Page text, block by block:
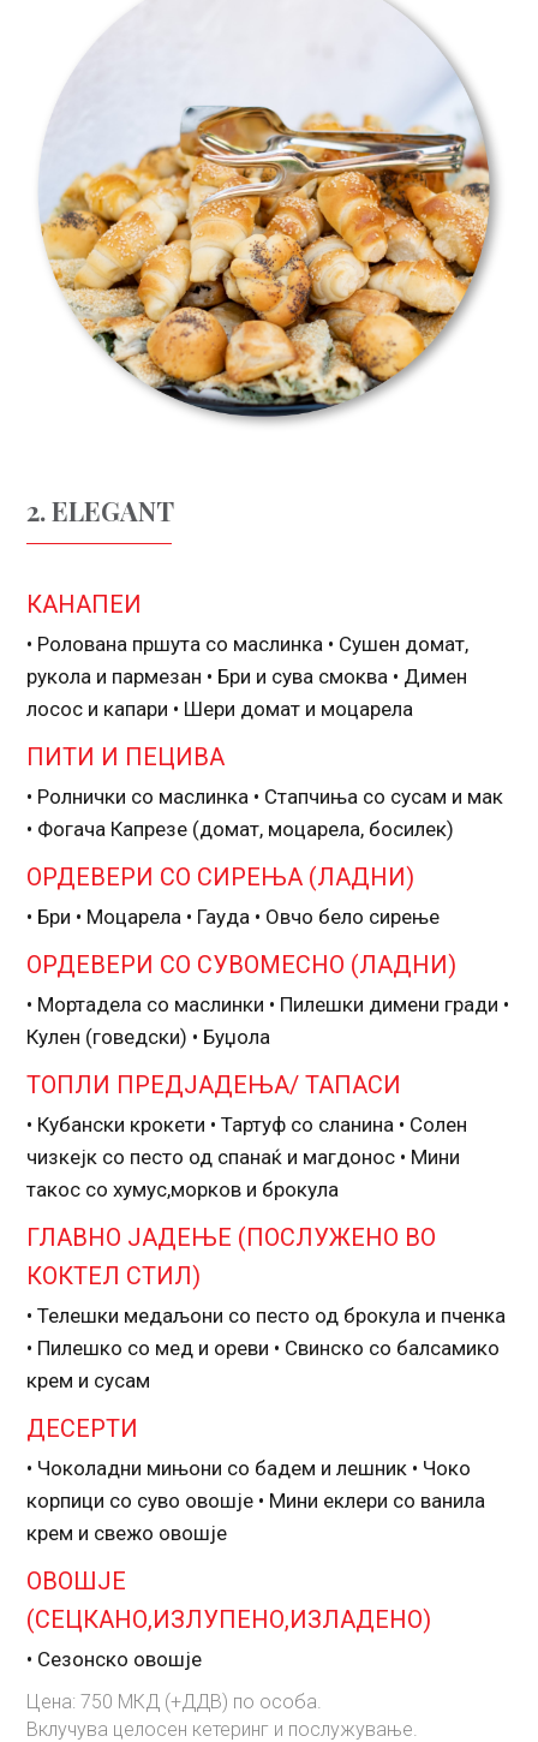
2. ELEGANT
КАНАПЕИ
• Ролована пршута со маслинка • Сушен домат,
рукола и пармезан • Бри и сува смоква • Димен
лосос и капари • Шери домат и моцарела
ПИТИ И ПЕЦИВА
• Ролнички со маслинка • Стапчиња со сусам и мак
• Фогача Капрезе (домат, моцарела, босилек)
ОРДЕВЕРИ СО СИРЕЊА (ЛАДНИ)
• Бри • Моцарела • Гауда • Овчо бело сирење
ОРДЕВЕРИ СО СУВОМЕСНО (ЛАДНИ)
• Мортадела со маслинки • Пилешки димени гради •
Кулен (говедски) • Буџола
ТОПЛИ ПРЕДЈАДЕЊА/ ТАПАСИ
• Кубански крокети • Тартуф со сланина • Солен
чизкејк со песто од спанаќ и магдонос • Мини
такос со хумус,морков и брокула
ГЛАВНО ЈАДЕЊЕ (ПОСЛУЖЕНО ВО
КОКТЕЛ СТИЛ)
• Телешки медаљони со песто од брокула и пченка
• Пилешко со мед и ореви • Свинско со балсамико
крем и сусам
ДЕСЕРТИ
• Чоколадни мињони со бадем и лешник • Чоко
корпици со суво овошје • Мини еклери со ванила
крем и свежо овошје
ОВОШЈЕ
(СЕЦКАНО,ИЗЛУПЕНО,ИЗЛАДЕНО)
• Сезонско овошје
Цена: 750 МКД (+ДДВ) по особа.
Вклучува целосен кетеринг и послужување.